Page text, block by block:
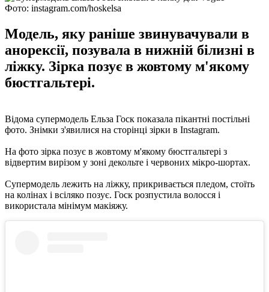
Фото: instagram.com/hoskelsa
Модель, яку раніше звинувачували в
анорексії, позувала в нижній білизні в
ліжку. Зірка позує в жовтому м'якому
бюстгальтері.
Відома супермодель Ельза Госк показала пікантні постільні
фото. Знімки з'явилися на сторінці зірки в Instagram.
На фото зірка позує в жовтому м'якому бюстгальтері з
відвертим вирізом у зоні декольте і червоних мікро-шортах.
Супермодель лежить на ліжку, прикривається пледом, стоїть
на колінах і всіляко позує. Госк розпустила волосся і
використала мінімум макіяжу.